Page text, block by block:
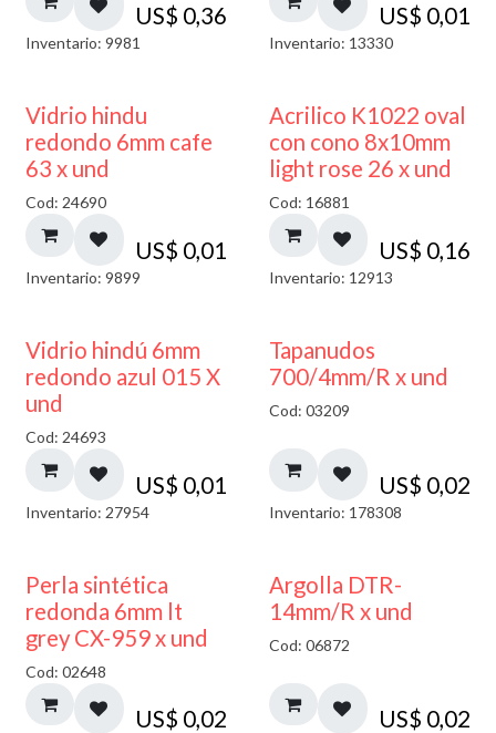
US$ 0,36
Inventario: 9981
US$ 0,01
Inventario: 13330
40% DESCUENTO
Vidrio hindu
redondo 6mm cafe
63 x und
Cod: 24690
US$ 0,01
Inventario: 9899
Acrilico K1022 oval
con cono 8x10mm
light rose 26 x und
Cod: 16881
US$ 0,16
Inventario: 12913
40% DESCUENTO
Vidrio hindú 6mm
redondo azul 015 X
und
Cod: 24693
US$ 0,01
Inventario: 27954
Tapanudos
700/4mm/R x und
Cod: 03209
US$ 0,02
Inventario: 178308
Perla sintética
redonda 6mm lt
grey CX-959 x und
Cod: 02648
US$ 0,02
Argolla DTR-
14mm/R x und
Cod: 06872
US$ 0,02